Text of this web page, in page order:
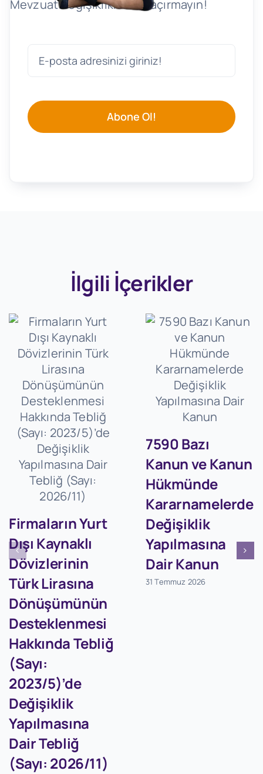
Mevzuat Değişikliklerini Kaçırmayın!
Abone Ol!
İlgili İçerikler
Firmaların Yurt
Dışı Kaynaklı
Dövizlerinin
Türk Lirasına
Dönüşümünün
Desteklenmesi
Hakkında Tebliğ
(Sayı:
2023/5)’de
Değişiklik
Yapılmasına
Dair Tebliğ
(Sayı: 2026/11)
7590 Bazı
Kanun ve Kanun
Hükmünde
Kararnamelerde
Değişiklik
Yapılmasına
Dair Kanun
31 Temmuz 2026